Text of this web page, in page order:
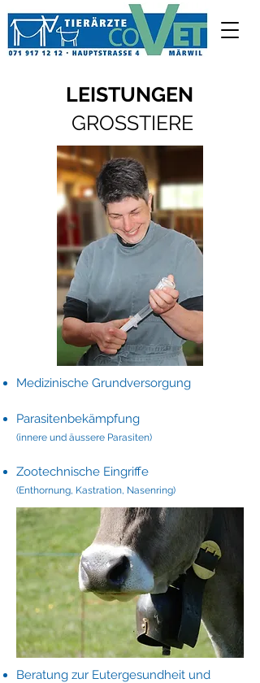
LEISTUNGEN
GROSSTIERE
Medizinische Grundversorgung
Parasitenbekämpfung
(innere und äussere Parasiten)
Zootechnische Eingriffe
(Enthornung, Kastration, Nasenring)
Beratung zur Eutergesundheit und